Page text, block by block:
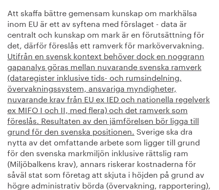
Att skaffa bättre gemensam kunskap om markhälsa
inom EU är ett av syftena med förslaget - data är
centralt och kunskap om mark är en förutsättning för
det, därför föreslås ett ramverk för markövervakning.
Utifrån en svensk kontext behöver dock en noggrann
gapanalys göras mellan nuvarande svenska ramverk
(dataregister inklusive tids- och rumsindelning,
övervakningssystem, ansvariga myndigheter,
nuvarande krav från EU ex IED och nationella regelverk
ex MIFO I och II, med flera) och det ramverk som
föreslås. Resultaten av den jämförelsen bör ligga till
grund för den svenska positionen. Sverige ska dra
nytta av det omfattande arbete som ligger till grund
för den svenska markmiljön inklusive rättslig ram
(Miljöbalkens krav), annars riskerar kostnaderna för
såväl stat som företag att skjuta i höjden på grund av
högre administrativ börda (övervakning, rapportering),